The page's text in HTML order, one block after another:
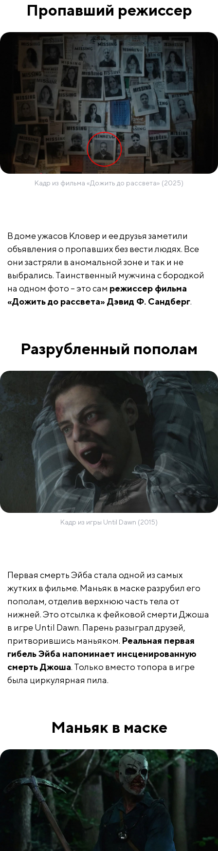
Пропавший режиссер
Кадр из фильма «Дожить до рассвета» (2025)
В доме ужасов Кловер и ее друзья заметили
объявления о пропавших без вести людях. Все
они застряли в аномальной зоне и так и не
выбрались. Таинственный мужчина с бородкой
на одном фото – это сам режиссер фильма
«Дожить до рассвета» Дэвид Ф. Сандберг.
Разрубленный пополам
Кадр из игры Until Dawn (2015)
Первая смерть Эйба стала одной из самых
жутких в фильме. Маньяк в маске разрубил его
пополам, отделив верхнюю часть тела от
нижней. Это отсылка к фейковой смерти Джоша
в игре Until Dawn. Парень разыграл друзей,
притворившись маньяком. Реальная первая
гибель Эйба напоминает инсценированную
смерть Джоша. Только вместо топора в игре
была циркулярная пила.
Маньяк в маске